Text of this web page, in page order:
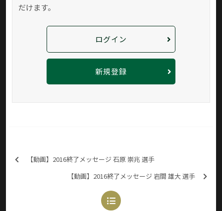
だけます。
ログイン
新規登録
【動画】2016終了メッセージ 石原 崇兆 選手
【動画】2016終了メッセージ 岩間 雄大 選手